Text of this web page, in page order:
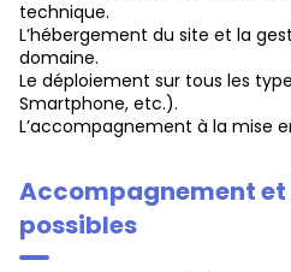
technique.
L’hébergement du site et la
domaine.
Le déploiement sur tous les
Smartphone, etc.).
L’accompagnement à la mise
Accompagnement
possibles